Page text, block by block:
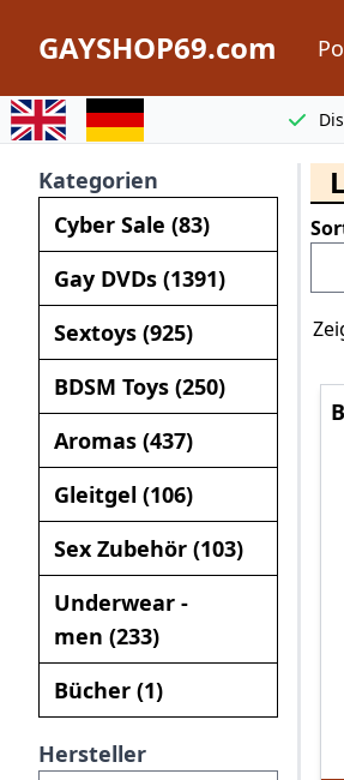
GAYSHOP69.com
Switch to englishSwitch to german
Kategorien
Cyber Sale (83)
Gay DVDs (1391)
Sextoys (925)
BDSM Toys (250)
Aromas (437)
Gleitgel (106)
Sex Zubehör (103)
Underwear -
men (233)
Bücher (1)
Hersteller